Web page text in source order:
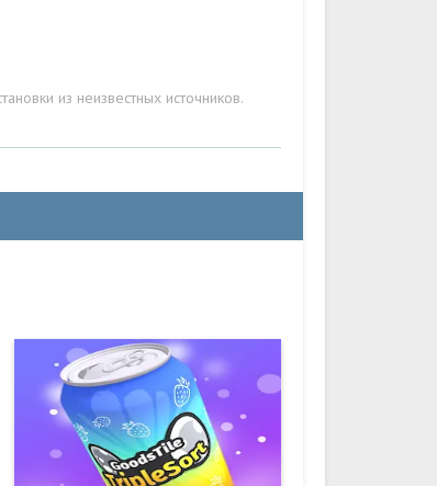
из неизвестных источников.